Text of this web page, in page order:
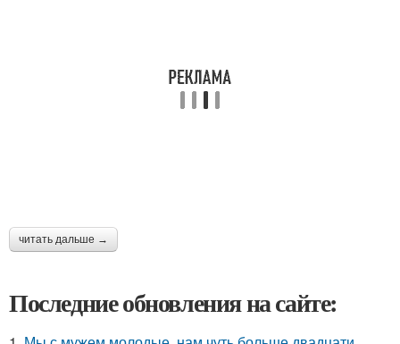
читать дальше →
Последние обновления на сайте: